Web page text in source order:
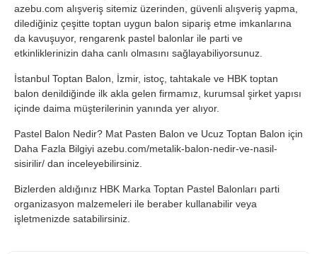
azebu.com alışveriş sitemiz üzerinden, güvenli alışveriş yapma,
dilediğiniz çeşitte toptan uygun balon sipariş etme imkanlarına
da kavuşuyor, rengarenk pastel balonlar ile parti ve
etkinliklerinizin daha canlı olmasını sağlayabiliyorsunuz.
İstanbul Toptan Balon, İzmir, istoç, tahtakale ve HBK toptan
balon denildiğinde ilk akla gelen firmamız, kurumsal şirket yapısı
içinde daima müşterilerinin yanında yer alıyor.
Pastel Balon Nedir? Mat Pasten Balon ve Ucuz Toptan Balon için
Daha Fazla Bilgiyi azebu.com/metalik-balon-nedir-ve-nasil-
sisirilir/ dan inceleyebilirsiniz.
Bizlerden aldığınız HBK Marka Toptan Pastel Balonları parti
organizasyon malzemeleri ile beraber kullanabilir veya
işletmenizde satabilirsiniz.